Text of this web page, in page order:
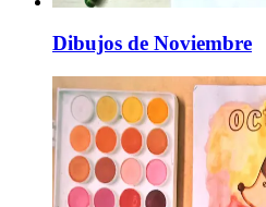
Dibujos de Noviembre